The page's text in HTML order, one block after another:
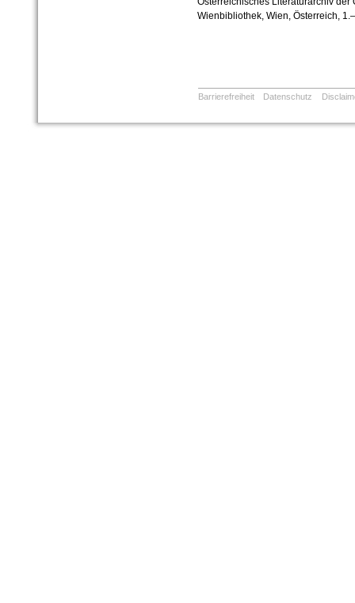
Wienbibliothek, Wien, Österreich,
Barrierefreiheit Datenschutz